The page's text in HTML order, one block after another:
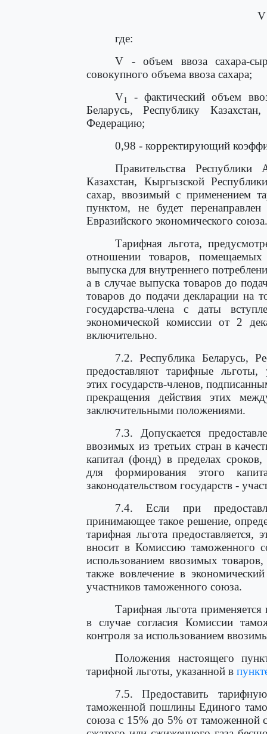
где:
V - объем ввоза сахара-
совокупного объема ввоза сахара;
V1
- фактический объем
Беларусь, Республику
Федерацию;
0,98 - корректирующий
Правительства Республики
Казахстан, Кыргызской
сахар, ввозимый с применением
пунктом, не будет
Евразийского экономического союза.
Тарифная льгота,
отношении товаров,
выпуска для внутреннего
а в случае выпуска товаров до
товаров до подачи декларации на
государства-члена с даты
экономической комиссии от 2
включительно.
7.2. Республика Беларусь,
предоставляют тарифные
этих государств-членов,
прекращения действия этих
заключительными положениями.
7.3. Допускается
ввозимых из третьих стран в
капитал (фонд) в пределах
для формирования этого
законодательством государств -
7.4. Если при
принимающее такое решение,
тарифная льгота предоставляется,
вносит в Комиссию таможенного
использованием ввозимых
также вовлечение в
участников таможенного союза.
Тарифная льгота
в случае согласия Комиссии
контроля за использованием
Положения настоящего
тарифной льготы, указанной в
7.5. Предоставить
таможенной пошлины Единого
союза с 15% до 5% от таможенной